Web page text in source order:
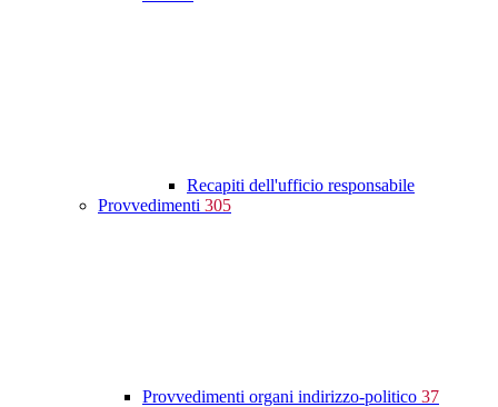
Recapiti dell'ufficio responsabile
Provvedimenti 305
Provvedimenti organi indirizzo-politico 37